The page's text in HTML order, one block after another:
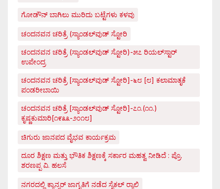
ಗೋಡೌನ್ ಬಾಗಿಲು ಮುರಿದು ಬಟ್ಟೆಗಳು ಕಳವು
ಚಂದನವನ ಚರಿತ್ರೆ (ಸ್ಯಾಂಡಲ್‌ವುಡ್ ಸ್ಟೋರಿ
ಚಂದನವನ ಚರಿತ್ರೆ (ಸ್ಯಾಂಡಲ್‌ವುಡ್ ಸ್ಟೋರಿ)-೫೭ ರಿಯಲ್‌ಸ್ಟಾರ್
ಉಪೇಂದ್ರ
ಚಂದನವನ ಚರಿತ್ರೆ [ಸ್ಯಾಂಡಲ್‌ವುಡ್ ಸ್ಟೋರಿ]-೬೮ [೮] ಕಲಾಮಾತೃಕೆ
ಪಂಡರೀಬಾಯಿ
ಚಂದನವನ ಚರಿತ್ರೆ [ಸ್ಯಾಂಡಲ್‌ವುಡ್ ಸ್ಟೋರಿ]-೭೧.(೧೧.)
ಕೃಷ್ಣಕುಮಾರಿ[೧೯೩೩-೨೦೧೮]
ಚಿಗುರು ಜಾನಪದ ವೈಭವ ಕಾರ್ಯಕ್ರಮ
ದೂರ ಶಿಕ್ಷಣ ಮತ್ತು ಭೌತಿಕ ಶಿಕ್ಷಣಕ್ಕೆ ಸರ್ಕಾರ ಮಹತ್ವ ನೀಡಿದೆ : ಪ್ರೊ.
ಶರಣಪ್ಪ ವಿ. ಹಲಸೆ
ನಗರದಲ್ಲಿ ಕ್ಯಾನ್ಸರ್ ಜಾಗೃತಿಗೆ ನಡೆದ ಸೈಕಲ್ ರ್‍ಯಾಲಿ